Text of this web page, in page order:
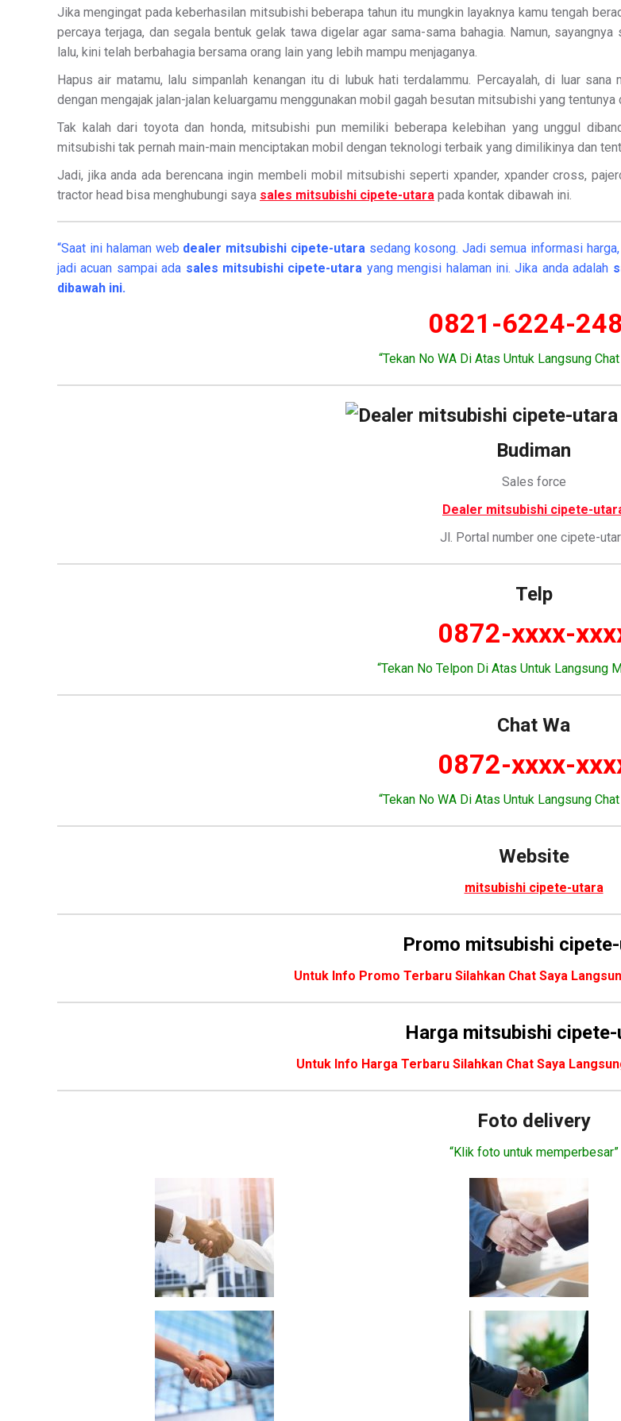
Jika mengingat pada keberhasilan mitsubishi beberapa tahun itu mungkin layaknya kamu tengah
percaya terjaga, dan segala bentuk gelak tawa digelar agar sama-sama bahagia. Namun,
lalu, kini telah berbahagia bersama orang lain yang lebih mampu menjaganya.
Hapus air matamu, lalu simpanlah kenangan itu di lubuk hati terdalammu. Percayalah, di luar
dengan mengajak jalan-jalan keluargamu menggunakan mobil gagah besutan mitsubishi yang tentunya
Tak kalah dari toyota dan honda, mitsubishi pun memiliki beberapa kelebihan yang unggul
mitsubishi tak pernah main-main menciptakan mobil dengan teknologi terbaik yang dimilikinya dan
Jadi, jika anda ada berencana ingin membeli mobil mitsubishi seperti xpander, xpander cross,
tractor head bisa menghubungi saya sales mitsubishi cipete-utara pada kontak dibawah ini.
“Saat ini halaman web dealer mitsubishi cipete-utara sedang kosong. Jadi semua informasi
jadi acuan sampai ada sales mitsubishi cipete-utara yang mengisi halaman ini. Jika anda adalah
dibawah ini.
0821-6224-
“Tekan No WA Di Atas Untuk Langsung
Budiman
Sales force
Dealer mitsubishi cipete-
Jl. Portal number one cipete-
Telp
0872-xxxx-
“Tekan No Telpon Di Atas Untuk Langsung
Chat Wa
0872-xxxx-
“Tekan No WA Di Atas Untuk Langsung
Website
mitsubishi cipete-utara
Promo mitsubishi
Untuk Info Promo Terbaru Silahkan Chat Saya
Harga mitsubishi
Untuk Info Harga Terbaru Silahkan Chat Saya
Foto delivery
“Klik foto untuk memperbesar”